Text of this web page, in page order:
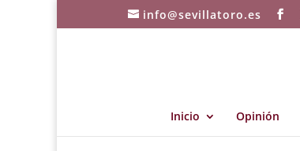
info@sevillatoro.es
Inicio Opinión